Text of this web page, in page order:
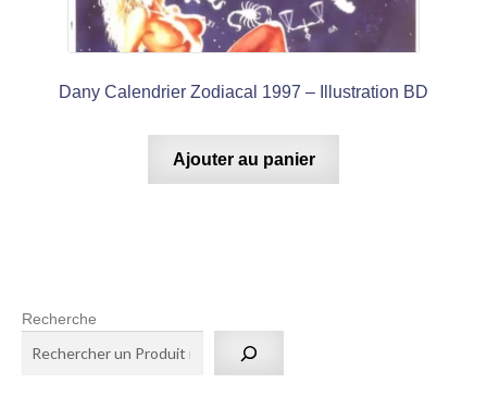
Dany Calendrier Zodiacal 1997 – Illustration BD
Ajouter au panier
Recherche